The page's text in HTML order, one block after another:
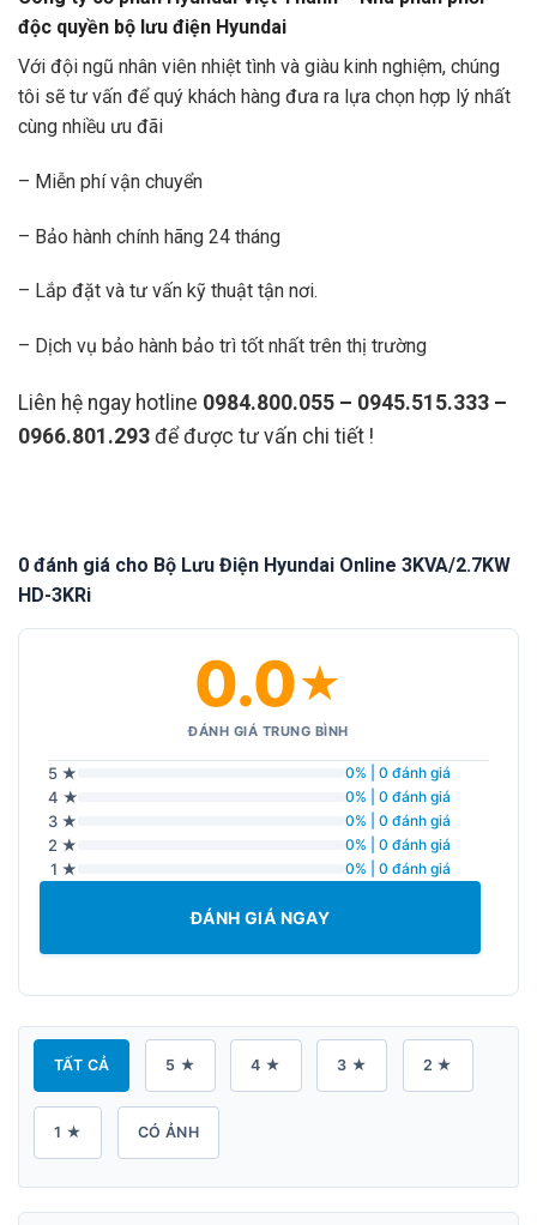
độc quyền bộ lưu điện Hyundai
Với đội ngũ nhân viên nhiệt tình và giàu kinh nghiệm, chúng
tôi sẽ tư vấn để quý khách hàng đưa ra lựa chọn hợp lý nhất
cùng nhiều ưu đãi
– Miễn phí vận chuyển
– Bảo hành chính hãng 24 tháng
– Lắp đặt và tư vấn kỹ thuật tận nơi.
– Dịch vụ bảo hành bảo trì tốt nhất trên thị trường
Liên hệ ngay hotline 0984.800.055 – 0945.515.333 –
0966.801.293 để được tư vấn chi tiết !
0 đánh giá cho Bộ Lưu Điện Hyundai Online 3KVA/2.7KW
HD-3KRi
0.0★
ĐÁNH GIÁ TRUNG BÌNH
5 ★ 0% | 0 đánh giá
4 ★ 0% | 0 đánh giá
3 ★ 0% | 0 đánh giá
2 ★ 0% | 0 đánh giá
1 ★ 0% | 0 đánh giá
ĐÁNH GIÁ NGAY
TẤT CẢ 5 ★ 4 ★ 3 ★ 2 ★
1 ★ CÓ ẢNH